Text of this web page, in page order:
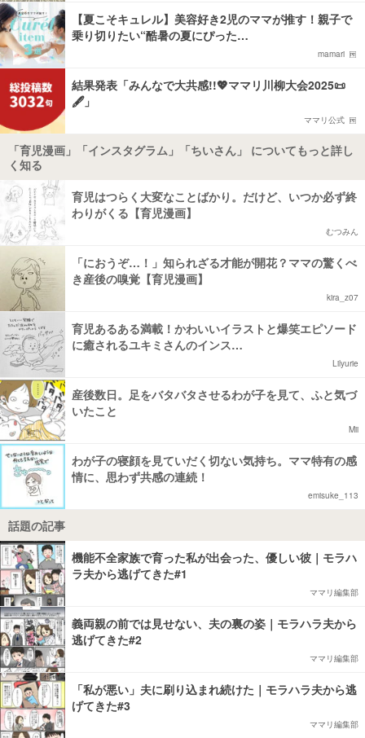
【夏こそキュレル】美容好き2児のママが推す！親子で
乗り切りたい“酷暑の夏にぴった…
mamari
結果発表「みんなで大共感!!💖ママリ川柳大会2025📜
🖋️」
ママリ公式
「育児漫画」「インスタグラム」「ちいさん」 についてもっと詳し
く知る
育児はつらく大変なことばかり。だけど、いつか必ず終
わりがくる【育児漫画】
むつみん
「におうぞ…！」知られざる才能が開花？ママの驚くべ
き産後の嗅覚【育児漫画】
kira_z07
育児あるある満載！かわいいイラストと爆笑エピソード
に癒されるユキミさんのインス…
Lilyurie
産後数日。足をバタバタさせるわが子を見て、ふと気づ
いたこと
Mii
わが子の寝顔を見ていだく切ない気持ち。ママ特有の感
情に、思わず共感の連続！
emisuke_113
話題の記事
機能不全家族で育った私が出会った、優しい彼｜モラハ
ラ夫から逃げてきた#1
ママリ編集部
義両親の前では見せない、夫の裏の姿｜モラハラ夫から
逃げてきた#2
ママリ編集部
「私が悪い」夫に刷り込まれ続けた｜モラハラ夫から逃
げてきた#3
ママリ編集部